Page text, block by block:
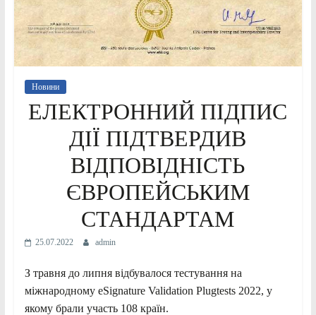
Новини
ЕЛЕКТРОННИЙ ПІДПИС
ДІЇ ПІДТВЕРДИВ
ВІДПОВІДНІСТЬ
ЄВРОПЕЙСЬКИМ
СТАНДАРТАМ
25.07.2022 admin
З травня до липня відбувалося тестування на
міжнародному eSignature Validation Plugtests 2022, у
якому брали участь 108 країн.